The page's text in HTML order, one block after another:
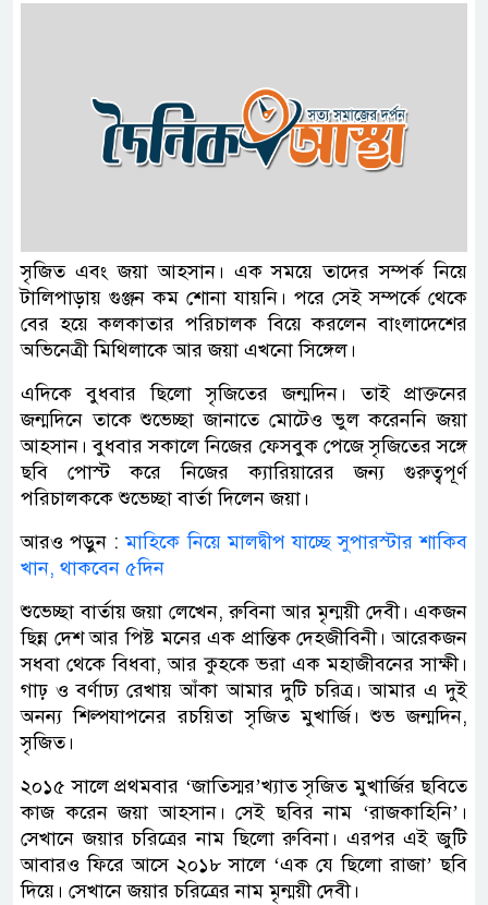
সৃজিত এবং জয়া আহসান। এক সময়ে তাদের সম্পর্ক নিয়ে
টালিপাড়ায় গুঞ্জন কম শোনা যায়নি। পরে সেই সম্পর্কে থেকে
বের হয়ে কলকাতার পরিচালক বিয়ে করলেন বাংলাদেশের
অভিনেত্রী মিথিলাকে আর জয়া এখনো সিঙ্গেল।
এদিকে বুধবার ছিলো সৃজিতের জন্মদিন। তাই প্রাক্তনের
জন্মদিনে তাকে শুভেচ্ছা জানাতে মোটেও ভুল করেননি জয়া
আহসান। বুধবার সকালে নিজের ফেসবুক পেজে সৃজিতের সঙ্গে
ছবি পোস্ট করে নিজের ক্যারিয়ারের জন্য গুরুত্বপূর্ণ
পরিচালককে শুভেচ্ছা বার্তা দিলেন জয়া।
আরও পড়ুন :মাহিকে নিয়ে মালদ্বীপ যাচ্ছে সুপারস্টার শাকিব
খান, থাকবেন ৫দিন
শুভেচ্ছা বার্তায় জয়া লেখেন, রুবিনা আর মৃন্ময়ী দেবী। একজন
ছিন্ন দেশ আর পিষ্ট মনের এক প্রান্তিক দেহজীবিনী। আরেকজন
সধবা থেকে বিধবা, আর কুহকে ভরা এক মহাজীবনের সাক্ষী।
গাঢ় ও বর্ণাঢ্য রেখায় আঁকা আমার দুটি চরিত্র। আমার এ দুই
অনন্য শিল্পযাপনের রচয়িতা সৃজিত মুখার্জি। শুভ জন্মদিন,
সৃজিত।
২০১৫ সালে প্রথমবার ‘জাতিস্মর’খ্যাত সৃজিত মুখার্জির ছবিতে
কাজ করেন জয়া আহসান। সেই ছবির নাম ‘রাজকাহিনি’।
সেখানে জয়ার চরিত্রের নাম ছিলো রুবিনা। এরপর এই জুটি
আবারও ফিরে আসে ২০১৮ সালে ‘এক যে ছিলো রাজা’ ছবি
দিয়ে। সেখানে জয়ার চরিত্রের নাম মৃন্ময়ী দেবী।